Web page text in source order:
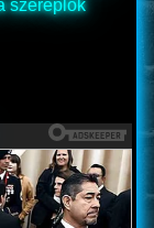
szereplők